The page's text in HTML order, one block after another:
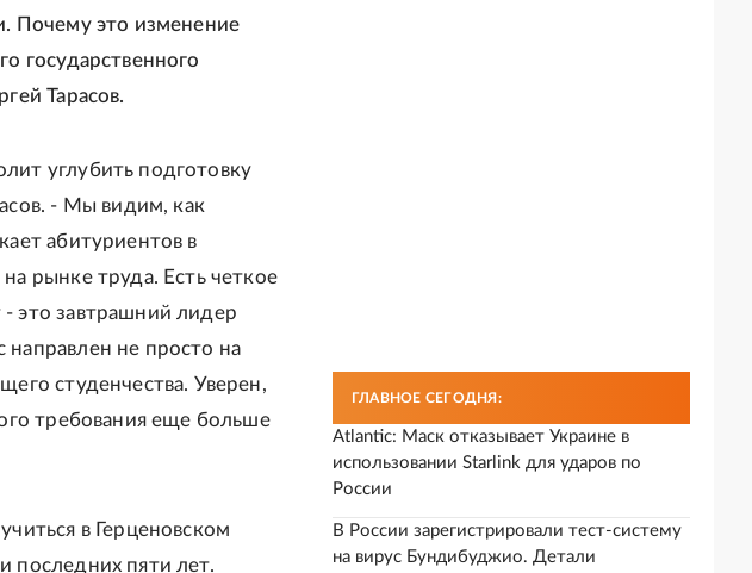
Почему это изменение
государственного
Тарасов.
углубить подготовку
- Мы видим, как
абитуриентов в
рынке труда. Есть четкое
это завтрашний лидер
не просто на
студенчества. Уверен,
требования еще больше
в Герценовском
последних пяти лет.
ГЛАВНОЕ СЕГОДНЯ:
Atlantic: Маск отказывает Украине в
использовании Starlink для ударов по
России
В России зарегистрировали тест-систему
на вирус Бундибуджио. Детали